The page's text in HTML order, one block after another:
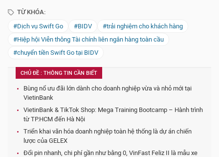
TỪ KHÓA:
#Dịch vụ Swift Go
#BIDV
#trải nghiệm cho khách hàng
#Hiệp hội Viễn thông Tài chính liên ngân hàng toàn cầu
#chuyển tiền Swift Go tại BIDV
CHỦ ĐỀ : THÔNG TIN CẦN BIẾT
Bùng nổ ưu đãi lớn dành cho doanh nghiệp vừa và nhỏ mới tại
VietinBank
VietinBank & TikTok Shop: Mega Training Bootcamp – Hành trình
từ TP.HCM đến Hà Nội
Triển khai văn hóa doanh nghiệp toàn hệ thống là dự án chiến
lược của GELEX
Đổi pin nhanh, chi phí gần như bằng 0, VinFast Feliz II là mẫu xe